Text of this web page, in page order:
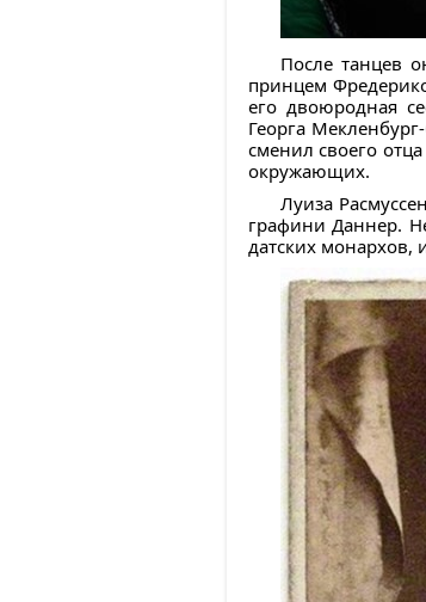
После танцев
принцем
его двоюродная
Георга
сменил своего
окружающих.
Луиза
графини Даннер.
датских монархов,